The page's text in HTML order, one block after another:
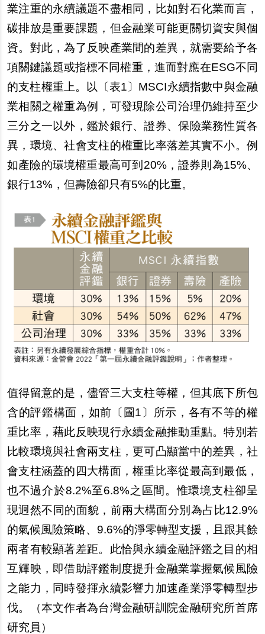
業注重的永續議題不盡相同，比如對石化業而言，
碳排放是重要課題，但金融業可能更關切資安與個
資。對此，為了反映產業間的差異，就需要給予各
項關鍵議題或指標不同權重，進而對應在ESG不同
的支柱權重上。以〔表1〕MSCI永續指數中與金融
業相關之權重為例，可發現除公司治理仍維持至少
三分之一以外，鑑於銀行、證券、保險業務性質各
異，環境、社會支柱的權重比率落差其實不小。例
如產險的環境權重最高可到20%，證券則為15%、
銀行13%，但壽險卻只有5%的比重。
值得留意的是，儘管三大支柱等權，但其底下所包
含的評鑑構面，如前〔圖1〕所示，各有不等的權
重比率，藉此反映現行永續金融推動重點。特別若
比較環境與社會兩支柱，更可凸顯當中的差異，社
會支柱涵蓋的四大構面，權重比率從最高到最低，
也不過介於8.2%至6.8%之區間。惟環境支柱卻呈
現迥然不同的面貌，前兩大構面分別為占比12.9%
的氣候風險策略、9.6%的淨零轉型支援，且跟其餘
兩者有較顯著差距。此恰與永續金融評鑑之目的相
互輝映，即借助評鑑制度提升金融業掌握氣候風險
之能力，同時發揮永續影響力加速產業淨零轉型步
伐。（本文作者為台灣金融研訓院金融研究所首席
研究員 ）